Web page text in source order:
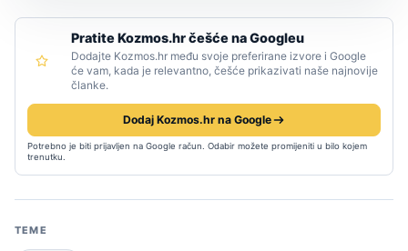
Pratite Kozmos.hr češće na Googleu
Dodajte Kozmos.hr među svoje preferirane izvore i Google
će vam, kada je relevantno, češće prikazivati naše najnovije
članke.
Dodaj Kozmos.hr na Google
Potrebno je biti prijavljen na Google račun. Odabir možete promijeniti u bilo kojem
trenutku.
TEME